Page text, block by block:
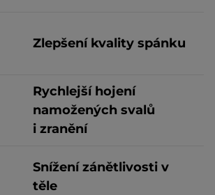
Zlepšení kvality spánku
Rychlejší hojení
namožených svalů
i zranění
Snížení zánětlivosti v
těle